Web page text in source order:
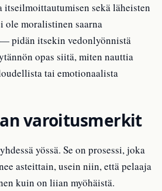
itseilmoittautumisen sekä läheisten
ole moralistinen saarna
pidän itsekin vedonlyönnistä
opas siitä, miten nauttia
tai emotionaalista
varoitusmerkit
yössä. Se on prosessi, joka
asteittain, usein niin, että pelaaja
kuin on liian myöhäistä.